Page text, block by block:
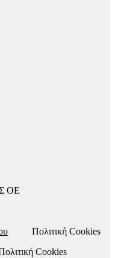
ΟΕ
Πολιτική Cookies
Cookies